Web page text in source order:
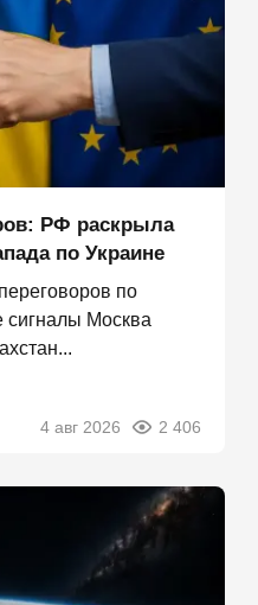
РФ раскрыла
по Украине
по
сигналы Москва
4 авг 2026 2 406